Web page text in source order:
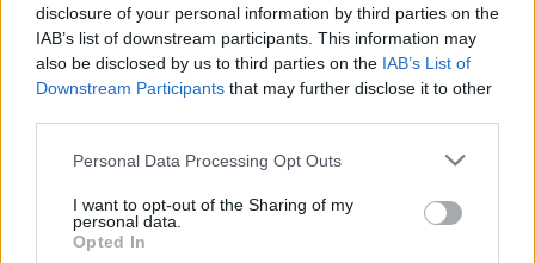
disclosure of your personal information by third parties on the
IAB’s list of downstream participants. This information may
also be disclosed by us to third parties on the IAB’s List of
Downstream Participants that may further disclose it to other
Personal Data Processing Opt Outs
I want to opt-out of the Sharing of my
personal data.
Opted In